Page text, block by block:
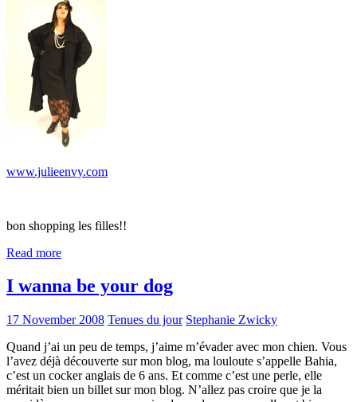
www.julieenvy.com
bon shopping les filles!!
Read more
I wanna be your dog
17 November 2008 Tenues du jour Stephanie Zwicky
Quand j’ai un peu de temps, j’aime m’évader avec mon chien. Vous
l’avez déjà découverte sur mon blog, ma louloute s’appelle Bahia,
c’est un cocker anglais de 6 ans. Et comme c’est une perle, elle
méritait bien un billet sur mon blog. N’allez pas croire que je la